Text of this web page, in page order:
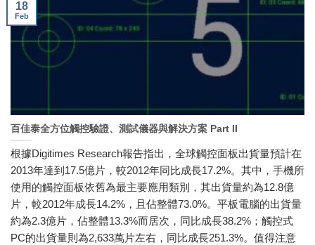
百佳泰全方位觸控驗證、測試儀器與解決方案 Part II
根據Digitimes Research報告指出，全球觸控面板出貨量預計在
2013年達到17.5億片，較2012年同比成長17.2%。其中，手機所
使用的觸控面板依舊為最主要應用類別，其出貨量約為12.8億
片，較2012年成長14.2%，且佔整體73.0%。平板電腦的出貨量
約為2.3億片，佔整體13.3%而居次，同比成長38.2%；觸控式
PC的出貨量則為2,633萬片左右，同比成長251.3%。值得注意
18
Feb